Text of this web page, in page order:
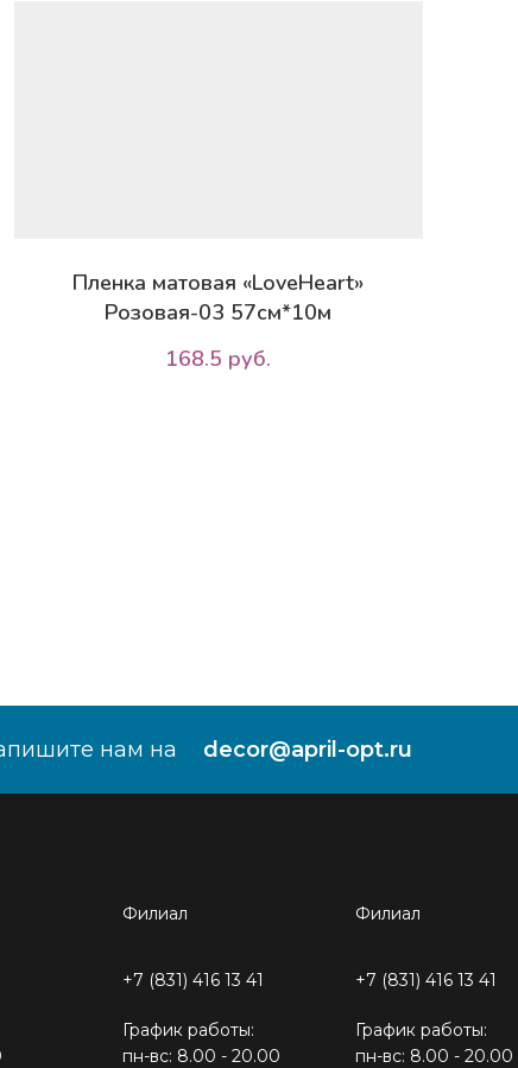
Пленка матовая «LoveHeart»
Розовая-03 57см*10м
168.5 руб.
нам на decor@april-opt.ru
Филиал
+7 (831) 416 13 41
График работы:
пн-вс: 8.00 - 20.00
Филиал
+7 (831) 416 13 41
График работы:
пн-вс: 8.00 - 20.00